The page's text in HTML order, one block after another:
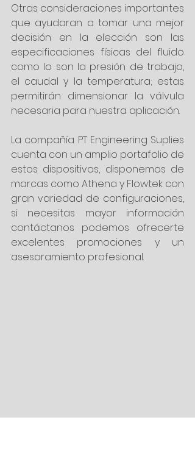
Otras consideraciones importantes
que ayudaran a tomar una mejor
decisión en la elección son las
especificaciones físicas del fluido
como lo son la presión de trabajo,
el caudal y la temperatura; estas
permitirán dimensionar la válvula
necesaria para nuestra aplicación.
La compañía PT Engineering Suplies
cuenta con un amplio portafolio de
estos dispositivos, disponemos de
marcas como Athena y Flowtek con
gran variedad de configuraciones,
si necesitas mayor información
contáctanos podemos ofrecerte
excelentes promociones y un
asesoramiento profesional.